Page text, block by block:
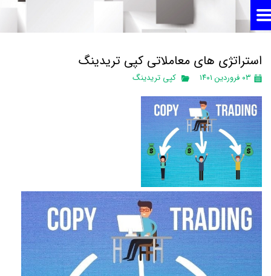
استراتژی های معاملاتی کپی تریدینگ
۰۳ فروردین ۱۴۰۱ کپی تریدینگ